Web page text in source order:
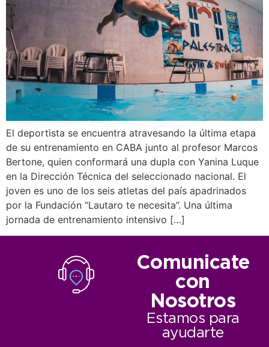
El deportista se encuentra atravesando la última etapa
de su entrenamiento en CABA junto al profesor Marcos
Bertone, quien conformará una dupla con Yanina Luque
en la Dirección Técnica del seleccionado nacional. El
joven es uno de los seis atletas del país apadrinados
por la Fundación “Lautaro te necesita”. Una última
jornada de entrenamiento intensivo […]
Comunicate
con
Nosotros
Estamos para
ayudarte